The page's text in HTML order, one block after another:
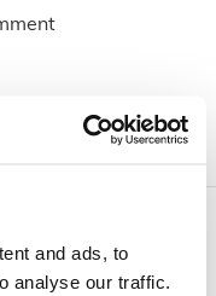
and ads, to
analyse our traffic.